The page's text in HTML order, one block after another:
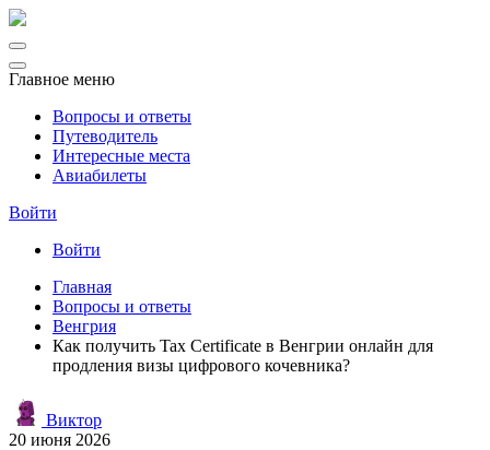
Главное меню
Вопросы и ответы
Путеводитель
Интересные места
Авиабилеты
Войти
Войти
Главная
Вопросы и ответы
Венгрия
Как получить Tax Certificate в Венгрии онлайн для
продления визы цифрового кочевника?
Виктор
20 июня 2026